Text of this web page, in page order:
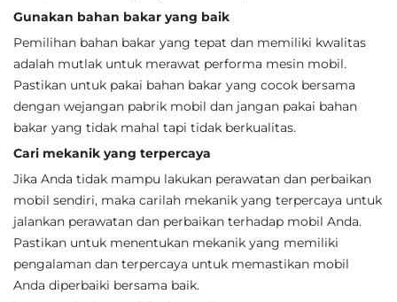
Gunakan bahan bakar yang baik
Pemilihan bahan bakar yang tepat dan memiliki kwalitas
adalah mutlak untuk merawat performa mesin mobil.
Pastikan untuk pakai bahan bakar yang cocok bersama
dengan wejangan pabrik mobil dan jangan pakai bahan
bakar yang tidak mahal tapi tidak berkualitas.
Cari mekanik yang terpercaya
Jika Anda tidak mampu lakukan perawatan dan perbaikan
mobil sendiri, maka carilah mekanik yang terpercaya untuk
jalankan perawatan dan perbaikan terhadap mobil Anda.
Pastikan untuk menentukan mekanik yang memiliki
pengalaman dan terpercaya untuk memastikan mobil
Anda diperbaiki bersama baik.